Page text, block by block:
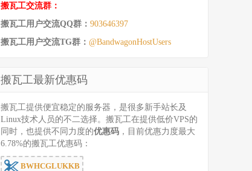
搬瓦工交流群：
搬瓦工用户交流QQ群： 903646397
搬瓦工用户交流TG群： @BandwagonHostUsers
搬瓦工最新优惠码
搬瓦工提供便宜稳定的服务器，是很多新手站长及
Linux技术人员的不二选择。搬瓦工在提供低价VPS的
同时，也提供不同力度的优惠码 ，目前优惠力度最大
6.78%的搬瓦工优惠码：
BWHCGLUKKB